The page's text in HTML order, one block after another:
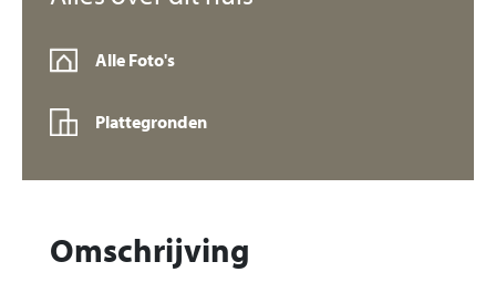
Alle Foto's
Plattegronden
Omschrijving